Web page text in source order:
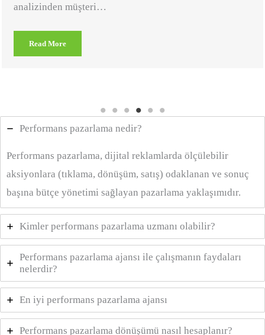
bütçesini artırmakla…
Read More
Performans pazarlama nedir?
Performans pazarlama, dijital reklamlarda ölçülebilir
aksiyonlara (tıklama, dönüşüm, satış) odaklanan ve sonuç
başına bütçe yönetimi sağlayan pazarlama yaklaşımıdır.
Kimler performans pazarlama uzmanı olabilir?
Performans pazarlama ajansı ile çalışmanın faydaları
nelerdir?
En iyi performans pazarlama ajansı
Performans pazarlama dönüşümü nasıl hesaplanır?